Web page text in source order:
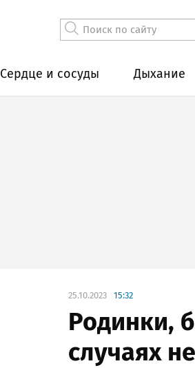
Сердце и сосуды Дыхание
25.10.2023 15:32
Родинки,
случаях